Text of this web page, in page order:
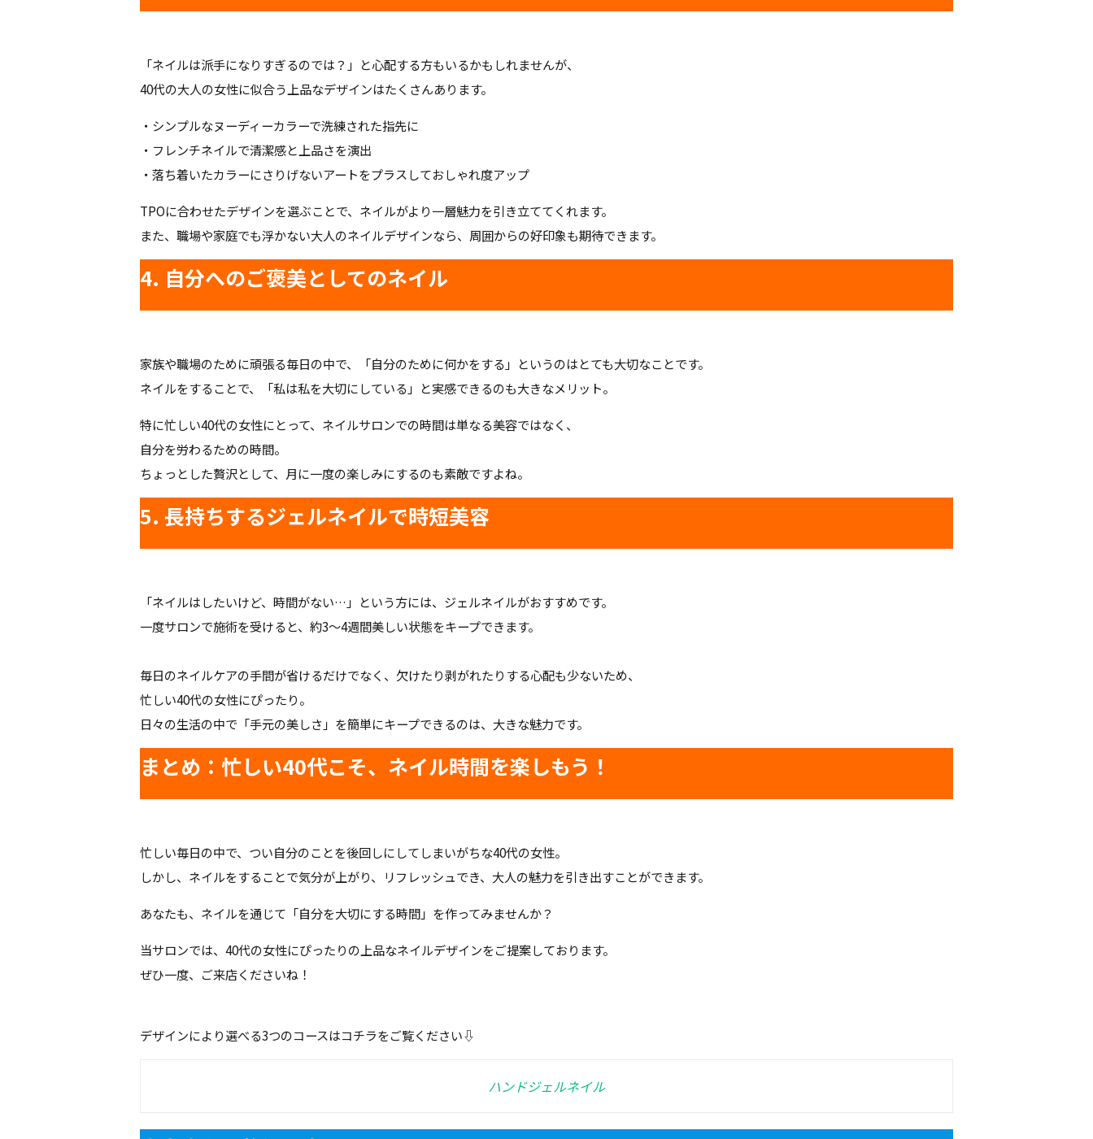
「ネイルは派手になりすぎるのでは？」と心配する方もいるかもしれませんが、
40代の大人の女性に似合う上品なデザインはたくさんあります。
・シンプルなヌーディーカラーで洗練された指先に
・フレンチネイルで清潔感と上品さを演出
・落ち着いたカラーにさりげないアートをプラスしておしゃれ度アップ
TPOに合わせたデザインを選ぶことで、ネイルがより一層魅力を引き立ててくれます。
また、職場や家庭でも浮かない大人のネイルデザインなら、周囲からの好印象も期待できます。
4. 自分へのご褒美としてのネイル
家族や職場のために頑張る毎日の中で、「自分のために何かをする」というのはとても大切なことです。
ネイルをすることで、「私は私を大切にしている」と実感できるのも大きなメリット。
特に忙しい40代の女性にとって、ネイルサロンでの時間は単なる美容ではなく、
自分を労わるための時間。
ちょっとした贅沢として、月に一度の楽しみにするのも素敵ですよね。
5. 長持ちするジェルネイルで時短美容
「ネイルはしたいけど、時間がない…」という方には、ジェルネイルがおすすめです。
一度サロンで施術を受けると、約3〜4週間美しい状態をキープできます。
毎日のネイルケアの手間が省けるだけでなく、欠けたり剥がれたりする心配も少ないため、
忙しい40代の女性にぴったり。
日々の生活の中で「手元の美しさ」を簡単にキープできるのは、大きな魅力です。
まとめ：忙しい40代こそ、ネイル時間を楽しもう！
忙しい毎日の中で、つい自分のことを後回しにしてしまいがちな40代の女性。
しかし、ネイルをすることで気分が上がり、リフレッシュでき、大人の魅力を引き出すことができます。
あなたも、ネイルを通じて「自分を大切にする時間」を作ってみませんか？
当サロンでは、40代の女性にぴったりの上品なネイルデザインをご提案しております。
ぜひ一度、ご来店くださいね！
デザインにより選べる3つのコースはコチラをご覧ください⇩
ハンドジェルネイル